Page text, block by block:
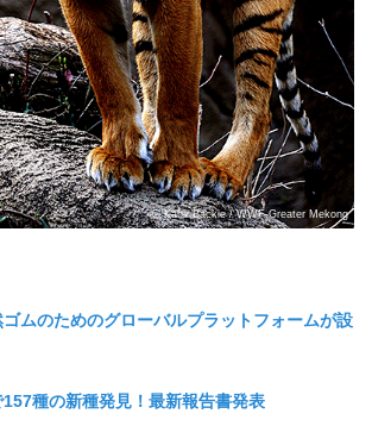
© Kabir Backie / WWF-Greater Mekong
ムのためのグローバルプラットフォームが設
157種の新種発見！最新報告書発表